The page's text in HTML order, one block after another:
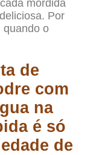
mordida
Por
quando o
de
com
na
é só
de